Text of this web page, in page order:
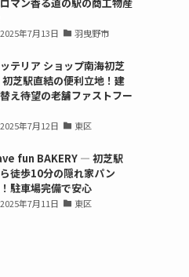
2025年7月13日 羽曳野市
テリア ショップ南海初芝
芝駅直結の便利立地！建
え待望の老舗ファストフー
2025年7月12日 東区
fun BAKERY — 初芝駅
徒歩10分の隠れ家パン
駐車場完備で安心
2025年7月11日 東区